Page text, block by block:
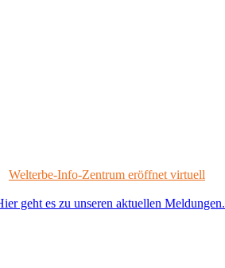
Welterbe-Info-Zentrum eröffnet virtuell
geht es zu unseren aktuellen Meldungen.